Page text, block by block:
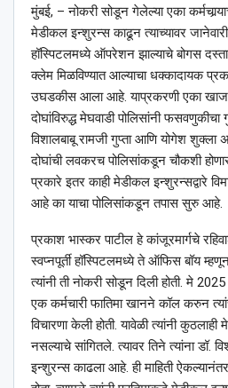
मुंबई, – नोकरी सोडून गेलेल्या एका
मेडीकल इन्शुरन्स काढून त्याच्यावर
हॉस्पिटलमध्ये ऑपरेशन झाल्याचे बोगस
क्लेम मिळविण्यात आल्याचा धक्कादायक
उघडकीस आला आहे. याप्रकरणी एका
दोघांविरुद्ध मेघवाडी पोलिसांनी
विशालबाबू रामजी गुप्ता आणि योगेश शुक्ला
दोघांची लवकरच पोलिसांकडून चौकशी
प्रकारे इतर काही मेडीकल इन्शुरन्सद्वारे
आहे का याचा पोलिसांकडून तपास सुरु आहे.
प्रकाश भास्कर पाटील हे कांजूरमार्गचे
स्वप्नपूर्ती हॉस्पिटलमध्ये ते ऑफिस बॉय
त्यांनी ती नोकरी सोडून दिली होती. मे
एक कर्मचारी फातिमा खानने कॉल करुन
विचारणा केली होती. यावेळी त्यांनी
नसल्याचे सांगितले. त्यावर तिने त्यांना डॉ.
इन्शुरन्स काढला आहे. ही माहिती